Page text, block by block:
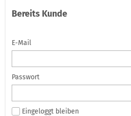
Bereits Kunde
E-Mail
Passwort
Eingeloggt bleiben